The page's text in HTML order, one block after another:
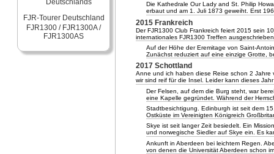
FJR-Tourer Deutschland
FJR1300 / FJR1300A /
FJR1300AS
Die Kathedrale Our Lady and St. Philip
erbaut und am 1. Juli 1873 geweiht. Erst
2015 Frankreich
Der FJR1300 Club Frankreich feiert 2015 sein
internationales FJR1300 Treffen
Auf der Höhe der Eremitage von Saint-
Zunächst reduziert auf eine einzige Grotte,
2017 Schottland
Anne und ich haben diese Reise schon 2
wir sind reif für die Insel. Leider kann dieses
Der Felsen, auf dem die Burg steht, war
eine Kapelle gegründet. Während der
Stadtbesichtigung. Edinburgh ist seit dem
Ostküste im Vereinigten Königreich
Skye ist seit langer Zeit besiedelt. Ein
und norwegische Siedler auf Skye ein. Es
Ankunft in Aberdeen bei leichtem Regen.
von denen die Universität Aberdeen schon